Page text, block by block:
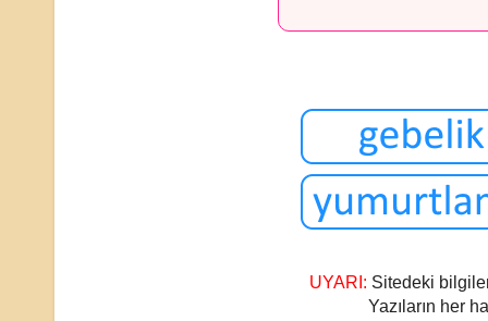
UYARI: Sitedeki
Yazıların her